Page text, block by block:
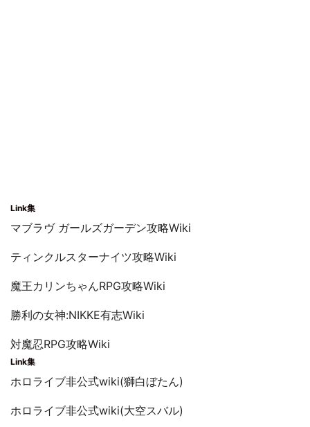
Link集
マブラヴ ガールズガーデン攻略Wiki
ティンクルスターナイツ攻略Wiki
魔王カリンちゃんRPG攻略Wiki
勝利の女神:NIKKE有志Wiki
対魔忍RPG攻略Wiki
Link集
ホロライブ非公式wiki(獅白ぼたん)
ホロライブ非公式wiki(大空スバル)